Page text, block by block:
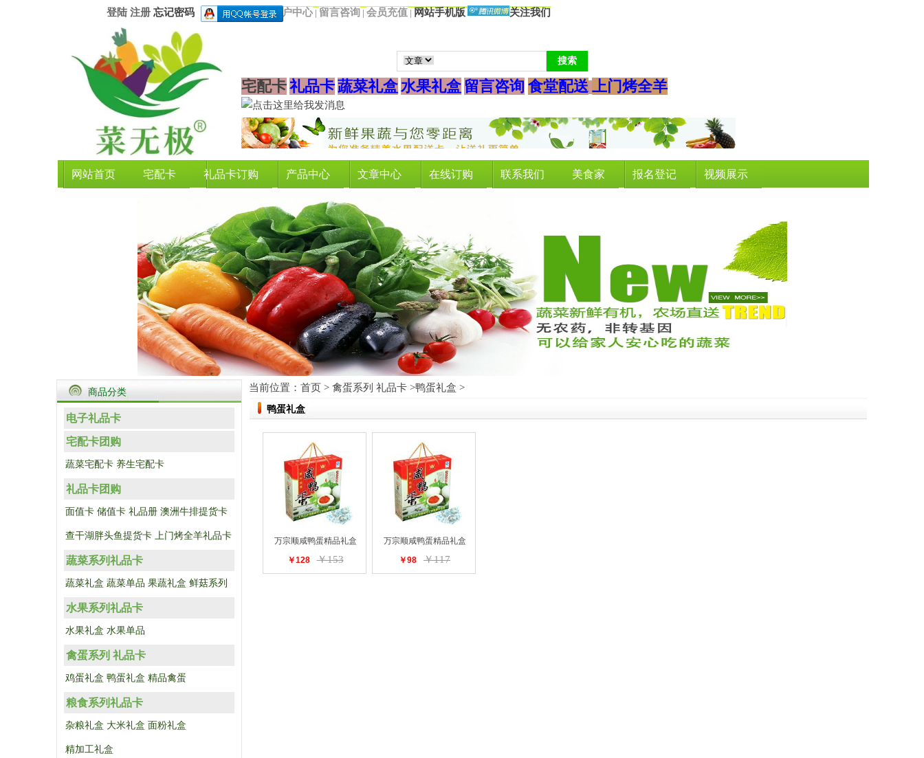
网站首页 宅配卡 礼品卡订购 产品中心 文章中心 在线订购 联系我们 美食家 报名登记 视频展示
登陆 注册 忘记密码 用户中心 | 留言咨询 | 会员充值 | 网站手机版 关注我们
宅配卡礼品卡蔬菜礼盒水果礼盒 留言咨询 食堂配送 上门烤全羊
商品分类
电子礼品卡
宅配卡团购
蔬菜宅配卡 养生宅配卡
礼品卡团购
面值卡 储值卡 礼品册 澳洲牛排提货卡
查干湖胖头鱼提货卡 上门烤全羊礼品卡
蔬菜系列礼品卡
蔬菜礼盒 蔬菜单品 果蔬礼盒 鲜菇系列
水果系列礼品卡
水果礼盒 水果单品
禽蛋系列 礼品卡
鸡蛋礼盒 鸭蛋礼盒 精品禽蛋
粮食系列礼品卡
杂粮礼盒 大米礼盒 面粉礼盒
精加工礼盒
当前位置： 首页 > 禽蛋系列 礼品卡 >鸭蛋礼盒 >
鸭蛋礼盒
万宗顺咸鸭蛋精品礼盒
￥128
￥153
万宗顺咸鸭蛋精品礼盒
￥98
￥117